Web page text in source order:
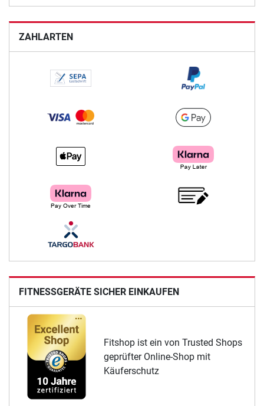
ZAHLARTEN
FITNESSGERÄTE SICHER EINKAUFEN
Fitshop ist ein von Trusted Shops
geprüfter Online-Shop mit
Käuferschutz